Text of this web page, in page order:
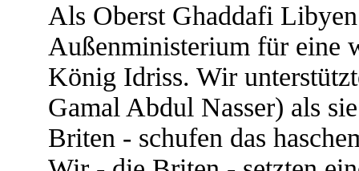
Als Oberst Ghaddafi
Außenministerium für eine
König Idriss. Wir
Gamal Abdul Nasser) als
Briten - schufen das